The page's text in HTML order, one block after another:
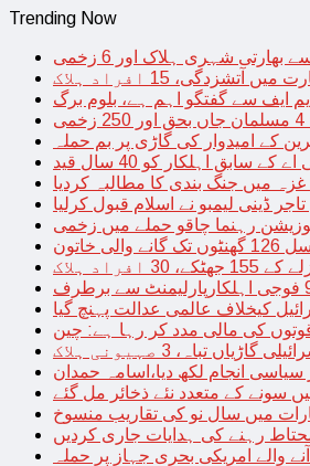
Trending Now
شہری ہلاک اور 6 زخمی
15 افراد ہلاک
ایف سے گفتگو اہم ہے، بلوم برگ
کے امیدوار کی گاڑی پر بم حملہ
اہلکار کو 40 سال قید
میں جنگ بندی کا مطالبہ کردیا
ڈینی لیمبو نے اسلام قبول کرلیا
رہنما چاقو حملے میں زخمی
والی خاتون
ہلاک
کیخلاف عالمی عدالت پہنچ گیا
کی مالی مدد کر رہا ہے: چین
سیاسی انجام لکھ دیا،اسامہ حمدان
سونے کے متعدد نئے ذخائر مل گئے
میں سال نو کی تقاریب منسوخ
رہنے کی ہدایات جاری کردیں
والے امریکی بحری جہاز پر حملہ